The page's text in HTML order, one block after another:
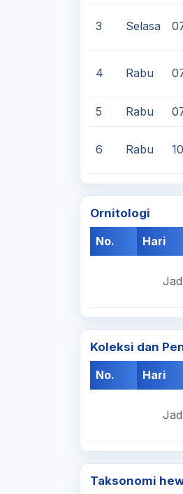
3 Selasa
4 Rabu
5 Rabu
6 Rabu
Ornitologi
No.
Hari
Koleksi dan
No.
Hari
Taksonomi